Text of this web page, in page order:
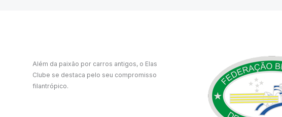
Além da paixão por carros antigos, o Elas
Clube se destaca pelo seu compromisso
filantrópico.